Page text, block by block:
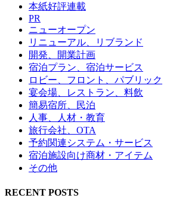
本紙好評連載
PR
ニューオープン
リニューアル、リブランド
開発、開業計画
宿泊プラン、宿泊サービス
ロビー、フロント、パブリック
宴会場、レストラン、料飲
簡易宿所、民泊
人事、人材・教育
旅行会社、OTA
予約関連システム・サービス
宿泊施設向け商材・アイテム
その他
RECENT POSTS